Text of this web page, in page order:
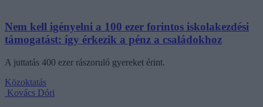
Nem kell igényelni a 100 ezer forintos iskolakezdési
támogatást: így érkezik a pénz a családokhoz
A juttatás 400 ezer rászoruló gyereket érint.
Közoktatás
Kovács Dóri